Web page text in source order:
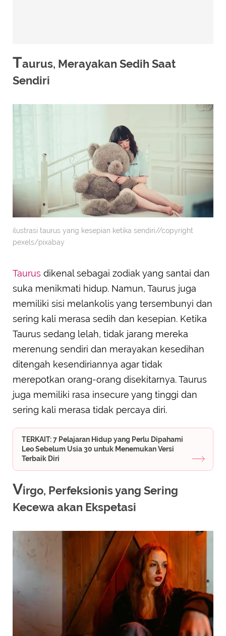
Taurus, Merayakan Sedih Saat
Sendiri
ilustrasi taurus yang kesepian ketika sendiri//copyright
pexels/pixabay
Taurus dikenal sebagai zodiak yang santai dan
suka menikmati hidup. Namun, Taurus juga
memiliki sisi melankolis yang tersembunyi dan
sering kali merasa sedih dan kesepian. Ketika
Taurus sedang lelah, tidak jarang mereka
merenung sendiri dan merayakan kesedihan
ditengah kesendiriannya agar tidak
merepotkan orang-orang disekitarnya. Taurus
juga memiliki rasa insecure yang tinggi dan
sering kali merasa tidak percaya diri.
TERKAIT: 7 Pelajaran Hidup yang Perlu Dipahami
Leo Sebelum Usia 30 untuk Menemukan Versi
Terbaik Diri
Virgo, Perfeksionis yang Sering
Kecewa akan Ekspetasi